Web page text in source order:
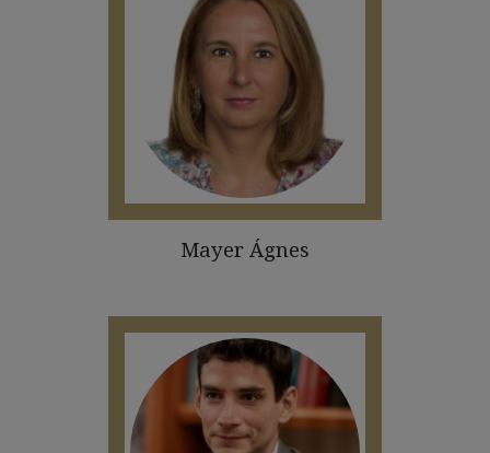
Mayer Ágnes